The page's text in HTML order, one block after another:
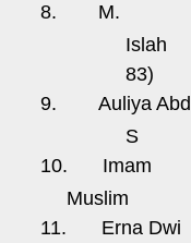
8.
M.
83)
9.
Auliya
10.
Imam
11.
Erna Dwi